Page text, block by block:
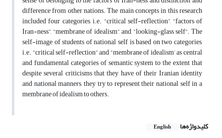
difference from other nations. The main concepts in this research
included four categories, i.e. “critical self-reflection”, “factors of
Iran-ness”, “membrane of idealism”, and “looking-glass self”. The
self-image of students of national self is based on two categories,
i.e. “critical self-reflection” and “membrane of idealism’ as central
and fundamental categories of semantic system to the extent that
despite several criticisms that they have of their Iranian identity
and national manners, they try to represent their national self in a
membrane of idealism to others.
کلیدواژه‌ها English